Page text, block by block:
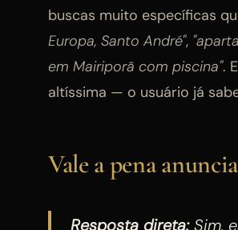
buscas muito específicas
Europa, Santo André",
em Mairiporã com piscina".
altíssima — o usuário já
Vale a pena
Resposta direta:Sim,